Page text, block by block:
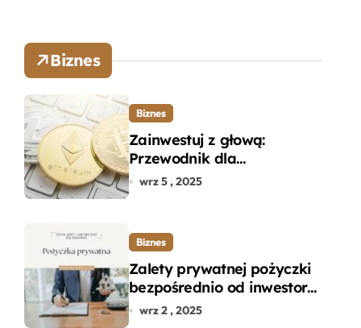
Biznes
Biznes
Zainwestuj z głową:
Przewodnik dla
początkujących w zakupie
wrz 5 , 2025
Biznes
Zalety prywatnej pożyczki
bezpośrednio od inwestora
– dlaczego warto?
wrz 2 , 2025